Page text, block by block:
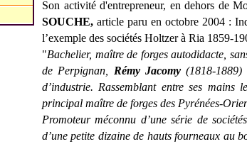
Son activité d'entrepreneur, en dehors de
SOUCHE, article paru en octobre 2004 :
l’exemple des sociétés Holtzer à Ria 1859-
"Bachelier, maître de forges autodidacte,
de Perpignan, Rémy Jacomy (1818-
d’industrie. Rassemblant entre ses
principal maître de forges des Pyrénées-
Promoteur méconnu d’une série de
d’une petite dizaine de hauts fourneaux au